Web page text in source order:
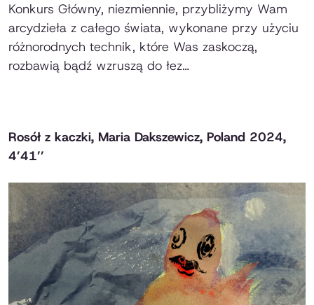
Konkurs Główny, niezmiennie, przybliżymy Wam
arcydzieła z całego świata, wykonane przy użyciu
różnorodnych technik, które Was zaskoczą,
rozbawią bądź wzruszą do łez…
Rosół z kaczki, Maria Dakszewicz, Poland 2024,
4’41’’